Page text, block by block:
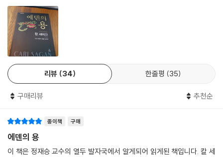
리뷰 34 한줄평 35
구매리뷰 추천순
종이책 구매
에덴의 용
이 책은 정재승 교수의 열두 발자국에서 알게되어 읽게된 책입니다. 칼 세